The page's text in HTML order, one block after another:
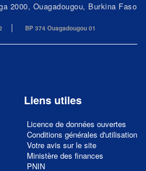
2000, Ouagadougou, Burkina Faso
BP 374 Ouagadougou 01
Liens utiles
Licence de données ouvertes
Conditions générales d'utilisation
Votre avis sur le site
Ministère des finances
PNIN